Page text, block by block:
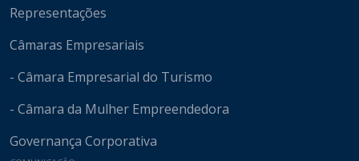
Representações
Câmaras Empresariais
- Câmara Empresarial do Turismo
- Câmara da Mulher Empreendedora
Governança Corporativa